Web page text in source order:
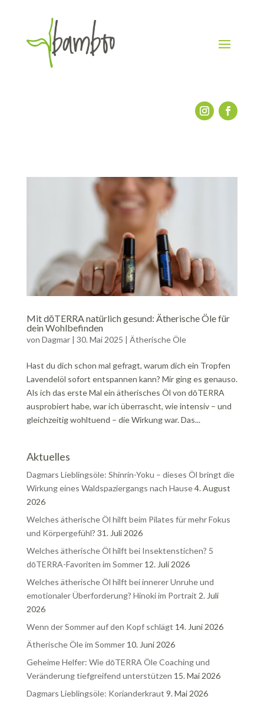
Mit dōTERRA natürlich gesund: Ätherische Öle für
dein Wohlbefinden
von Dagmar| 30. Mai 2025 | Ätherische Öle
Hast du dich schon mal gefragt, warum dich ein Tropfen
Lavendelöl sofort entspannen kann? Mir ging es genauso.
Als ich das erste Mal ein ätherisches Öl von dōTERRA
ausprobiert habe, war ich überrascht, wie intensiv – und
gleichzeitig wohltuend – die Wirkung war. Das...
Aktuelles
Dagmars Lieblingsöle: Shinrin-Yoku – dieses Öl bringt die
Wirkung eines Waldspaziergangs nach Hause4. August
2026
Welches ätherische Öl hilft beim Pilates für mehr Fokus
und Körpergefühl? 31. Juli 2026
Welches ätherische Öl hilft bei Insektenstichen? 5
dōTERRA-Favoriten im Sommer 12. Juli 2026
Welches ätherische Öl hilft bei innerer Unruhe und
emotionaler Überforderung? Hinoki im Portrait 2. Juli
2026
Wenn der Sommer auf den Kopf schlägt 14. Juni 2026
Ätherische Öle im Sommer 10. Juni 2026
Geheime Helfer: Wie dōTERRA Öle Coaching und
Veränderung tiefgreifend unterstützen 15. Mai 2026
Dagmars Lieblingsöle: Korianderkraut 9. Mai 2026